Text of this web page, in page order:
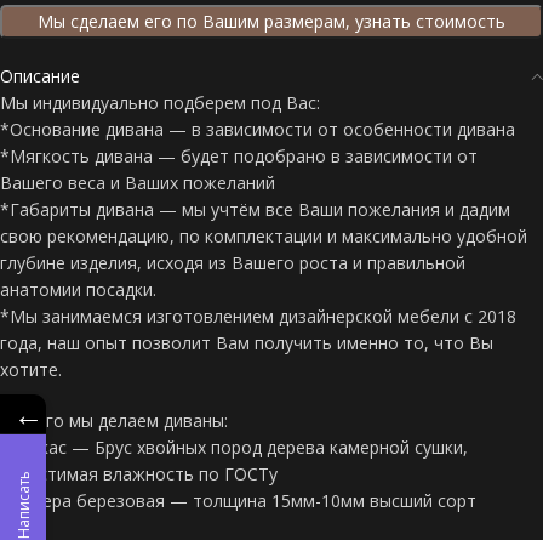
Мы сделаем его по Вашим размерам, узнать стоимость
Описание
Мы индивидуально подберем под Вас:
*Основание дивана — в зависимости от особенности дивана
*Мягкость дивана — будет подобрано в зависимости от
Вашего веса и Ваших пожеланий
*Габариты дивана — мы учтём все Ваши пожелания и дадим
свою рекомендацию, по комплектации и максимально удобной
глубине изделия, исходя из Вашего роста и правильной
анатомии посадки.
*Мы занимаемся изготовлением дизайнерской мебели с 2018
года, наш опыт позволит Вам получить именно то, что Вы
хотите.
Из чего мы делаем диваны:
*Каркас — Брус хвойных пород дерева камерной сушки,
допустимая влажность по ГОСТу
*Фанера березовая — толщина 15мм-10мм высший сорт
←
Написать